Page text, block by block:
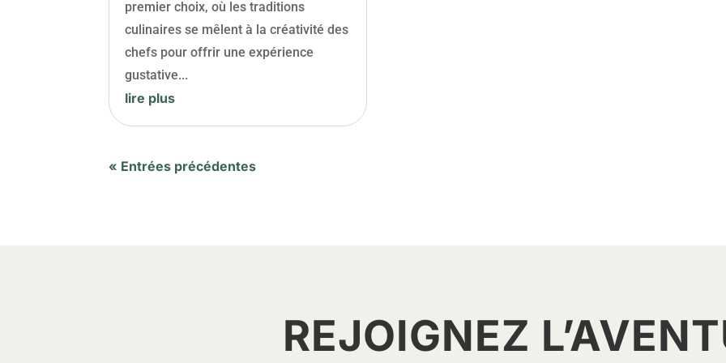
premier choix, où les traditions
culinaires se mêlent à la créativité des
chefs pour offrir une expérience
gustative...
lire plus
« Entrées précédentes
REJOIGNEZ